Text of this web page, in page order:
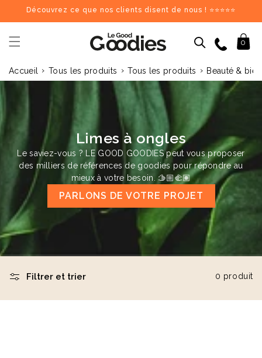
passer
au
contenu
Découvrez ce que nos clients disent de nous ! ⭐⭐⭐⭐⭐
Panier
0
Dernières recherches :Supprimer tout
Recherches populaires
totebag gobelet tour de cou parapluie
Goodies recommandés
♻️ ♻️
Accueil › Tous les produits › Tous les produits › Beauté &
Limes à ongles
Le saviez-vous ? LE GOOD GOODIES peut vous proposer
des milliers de références de goodies pour répondre au
mieux à votre besoin. 🫱🏼‍🫲🏽
PARLONS DE VOTRE PROJET
Filtrer et trier 0 produit